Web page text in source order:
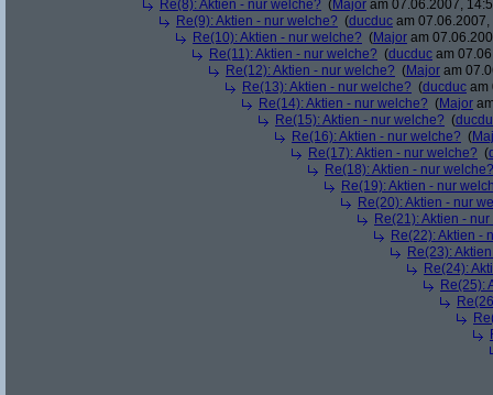
Re(8): Aktien - nur welche? (Major am 07.06.2007,
Re(9): Aktien - nur welche? (ducduc am
Re(10): Aktien - nur welche? (Major am
Re(11): Aktien - nur welche? (ducduc am
Re(12): Aktien - nur welche? (Major am
Re(13): Aktien - nur welche? (ducduc am
Re(14): Aktien - nur welche? (Major
Re(15): Aktien - nur welche? (
Re(16): Aktien - nur welche? (
Re(17): Aktien - nur welche? (
Re(18): Aktien - nur welche?
Re(19): Aktien - nur
Re(20): Aktien - nur
Re(21): Aktien -
Re(22): Aktien -
Re(23):
Re(24):
Re(25):